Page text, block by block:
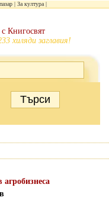
За култура
хиляди заглавия!